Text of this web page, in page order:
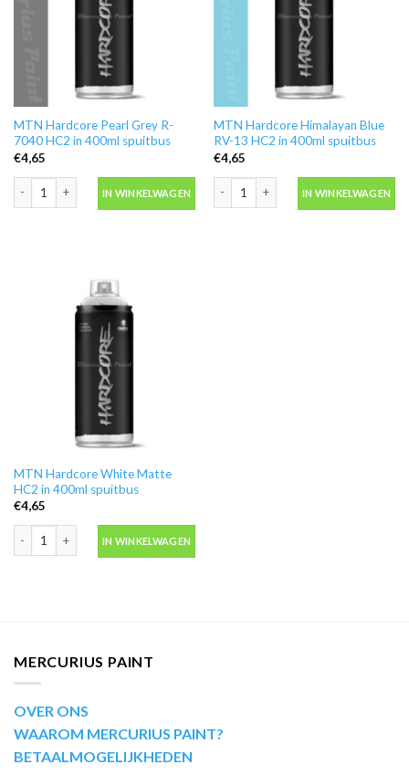
MTN Hardcore Pearl Grey R-
7040 HC2 in 400ml spuitbus
€4,65
IN WINKELWAGEN
MTN Hardcore Himalayan Blue
RV-13 HC2 in 400ml spuitbus
€4,65
IN WINKELWAGEN
MTN Hardcore White Matte
HC2 in 400ml spuitbus
€4,65
MTN Hardcore White Matte HC2 in 400ml spuitbus aantal
IN WINKELWAGEN
MERCURIUS PAINT
OVER ONS
WAAROM MERCURIUS PAINT?
BETAALMOGELIJKHEDEN